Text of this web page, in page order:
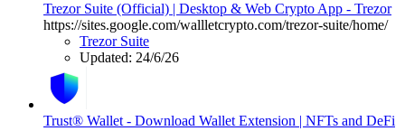
Trezor Suite (Official) | Desktop & Web Crypto App - Trezor
https://sites.google.com/wallletcrypto.com/trezor-suite/home/
Trezor Suite
Updated: 24/6/26
Trust® Wallet - Download Wallet Extension | NFTs and DeFi